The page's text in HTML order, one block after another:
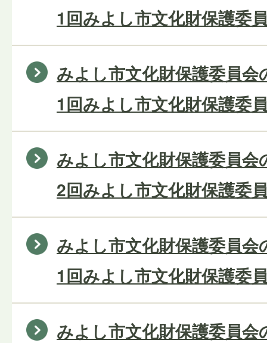
1回みよし市文化財保護委
みよし市文化財保護委員会
1回みよし市文化財保護委
みよし市文化財保護委員会
2回みよし市文化財保護委
みよし市文化財保護委員会
1回みよし市文化財保護委
みよし市文化財保護委員会